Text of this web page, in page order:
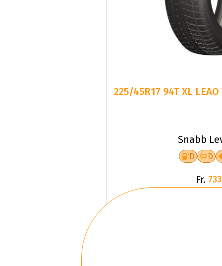
225/45R17 94T XL LEAO
Snabb
D D
Fr.